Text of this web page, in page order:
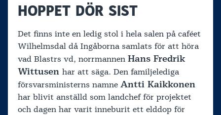
HOPPET DÖR SIST
Det finns inte en ledig stol i hela salen på caféet
Wilhelmsdal då Ingåborna samlats för att höra
vad Blastrs vd, norrmannen Hans Fredrik
Wittusen har att säga. Den familjelediga
försvarsministerns namne Antti Kaikkonen
har blivit anställd som landchef för projektet
och dagen har varit inneburit ett elddop för